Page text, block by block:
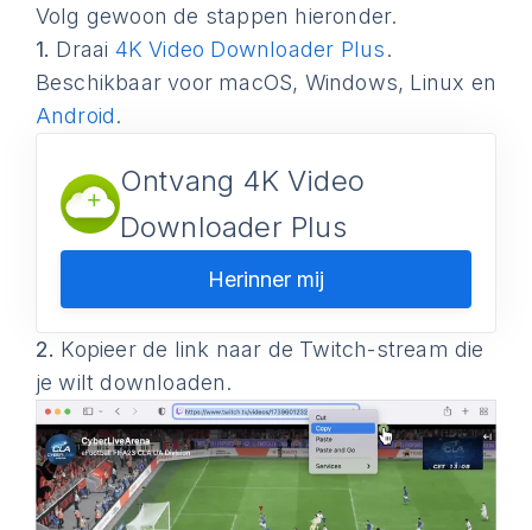
Volg gewoon de stappen hieronder.
1. Draai 4K Video Downloader Plus.
Beschikbaar voor macOS, Windows, Linux en
Android.
Ontvang 4K Video
Downloader Plus
Herinner mij
2. Kopieer de link naar de Twitch-stream die
je wilt downloaden.